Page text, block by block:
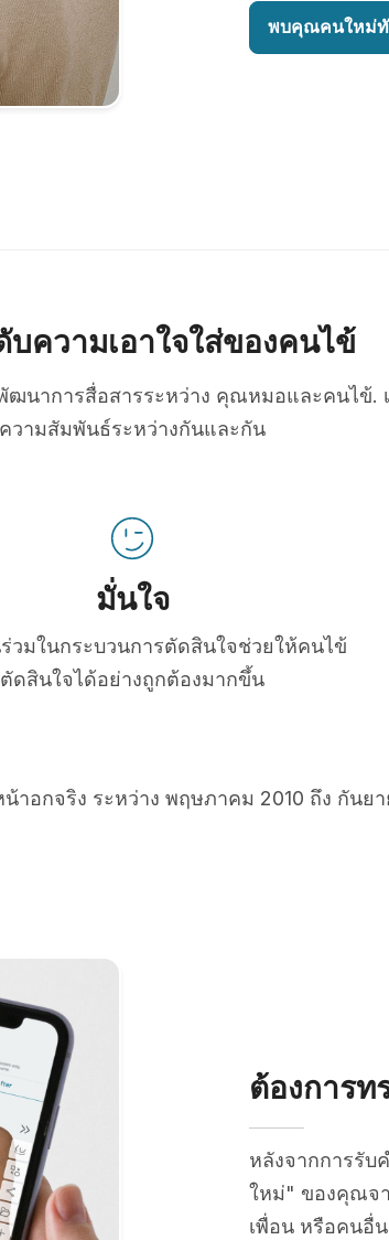
พบคุณคนใหม่
บความเอาใจใส่ของคนไข้
ฒนาการสื่อสารระหว่าง คุณหมอและคนไข้.
ความสัมพันธ์ระหว่างกันและกัน
มั่นใจ
วมในกระบวนการตัดสินใจช่วยให้คนไข้
ตัดสินใจได้อย่างถูกต้องมากขึ้น
าอกจริง ระหว่าง พฤษภาคม 2010 ถึง กันย
ต้องการ
หลังจากการรับ
ใหม่" ของคุณจ
เพื่อน หรือคนอื่